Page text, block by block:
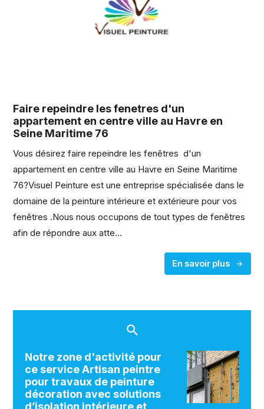
Faire repeindre les fenetres d'un
appartement en centre ville au Havre en
Seine Maritime 76
Vous désirez faire repeindre les fenêtres d'un
appartement en centre ville au Havre en Seine Maritime
76?Visuel Peinture est une entreprise spécialisée dans le
domaine de la peinture intérieure et extérieure pour vos
fenêtres .Nous nous occupons de tout types de fenêtres
afin de répondre aux atte...
En savoir plus
Notre zone d'activité pour
ce service Artisan peintre
pour travaux de peinture
décoration avec solutions
d’isolation intérieure et